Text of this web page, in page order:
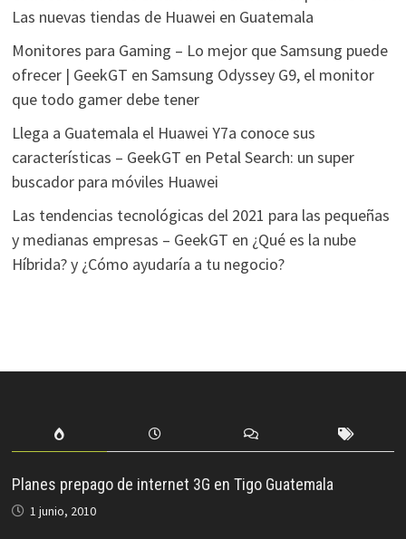
Las nuevas tiendas de Huawei en Guatemala
Monitores para Gaming – Lo mejor que Samsung puede
ofrecer | GeekGT en Samsung Odyssey G9, el monitor
que todo gamer debe tener
Llega a Guatemala el Huawei Y7a conoce sus
características – GeekGT en Petal Search: un super
buscador para móviles Huawei
Las tendencias tecnológicas del 2021 para las pequeñas
y medianas empresas – GeekGT en ¿Qué es la nube
Híbrida? y ¿Cómo ayudaría a tu negocio?
Planes prepago de internet 3G en Tigo Guatemala
1 junio, 2010